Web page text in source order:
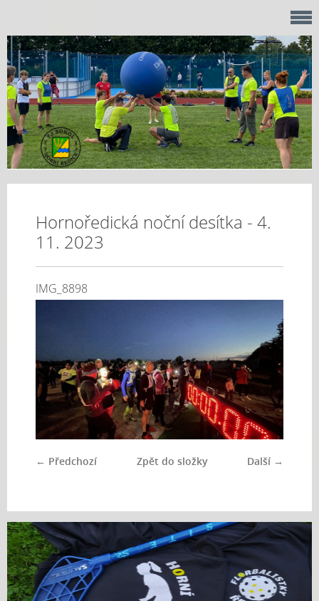
Hornoředická noční desítka - 4.
11. 2023
IMG_8898
← Předchozí Další →
Zpět do složky